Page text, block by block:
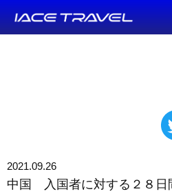
2021.09.26
中国 入国者に対する２８日